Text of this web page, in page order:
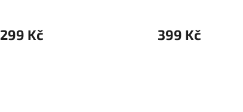
299 Kč 399 Kč